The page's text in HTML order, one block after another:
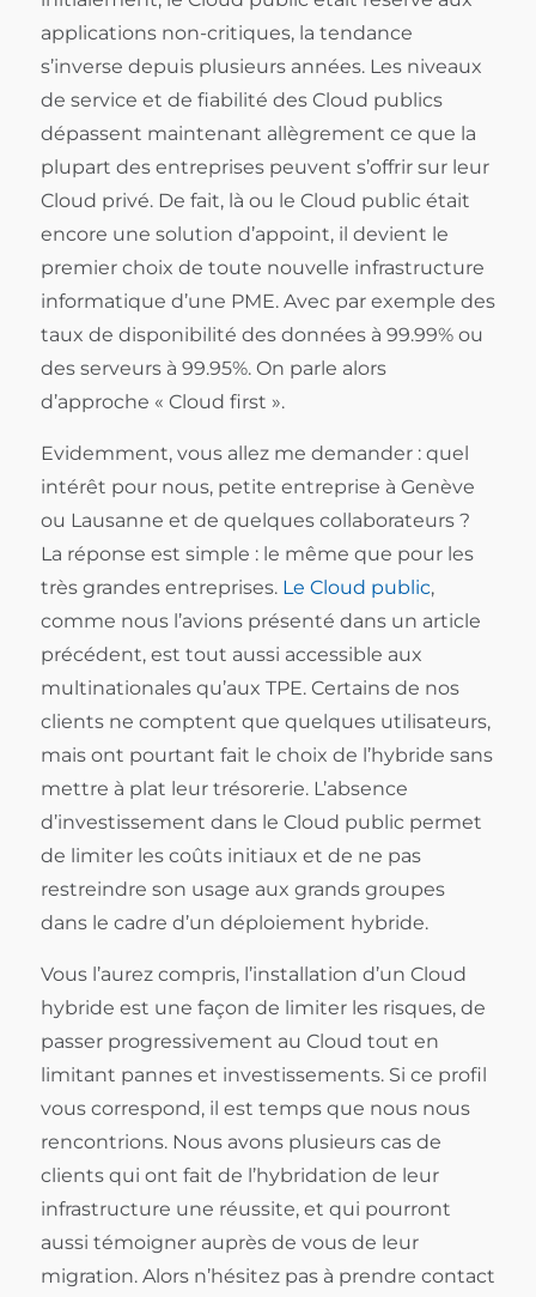
applications non-critiques, la tendance
s’inverse depuis plusieurs années. Les niveaux
de service et de fiabilité des Cloud publics
dépassent maintenant allègrement ce que la
plupart des entreprises peuvent s’offrir sur leur
Cloud privé. De fait, là ou le Cloud public était
encore une solution d’appoint, il devient le
premier choix de toute nouvelle infrastructure
informatique d’une PME. Avec par exemple des
taux de disponibilité des données à 99.99% ou
des serveurs à 99.95%. On parle alors
d’approche « Cloud first ».
Evidemment, vous allez me demander : quel
intérêt pour nous, petite entreprise à Genève
ou Lausanne et de quelques collaborateurs ?
La réponse est simple : le même que pour les
très grandes entreprises.Le Cloud public,
comme nous l’avions présenté dans un article
précédent, est tout aussi accessible aux
multinationales qu’aux TPE. Certains de nos
clients ne comptent que quelques utilisateurs,
mais ont pourtant fait le choix de l’hybride sans
mettre à plat leur trésorerie. L’absence
d’investissement dans le Cloud public permet
de limiter les coûts initiaux et de ne pas
restreindre son usage aux grands groupes
dans le cadre d’un déploiement hybride.
Vous l’aurez compris, l’installation d’un Cloud
hybride est une façon de limiter les risques, de
passer progressivement au Cloud tout en
limitant pannes et investissements. Si ce profil
vous correspond, il est temps que nous nous
rencontrions. Nous avons plusieurs cas de
clients qui ont fait de l’hybridation de leur
infrastructure une réussite, et qui pourront
aussi témoigner auprès de vous de leur
migration. Alors n’hésitez pas à prendre contact